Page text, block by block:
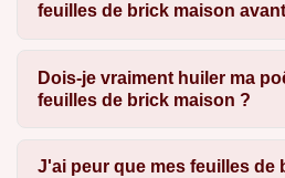
feuilles de brick maison
Dois-je vraiment huiler ma
feuilles de brick maison ?
J'ai peur que mes feuilles de